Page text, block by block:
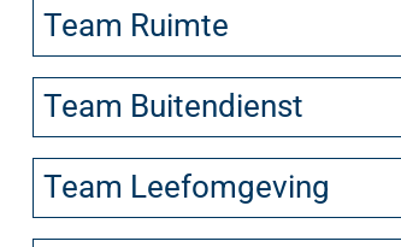
Team Ruimte
Team Buitendienst
Team Leefomgeving